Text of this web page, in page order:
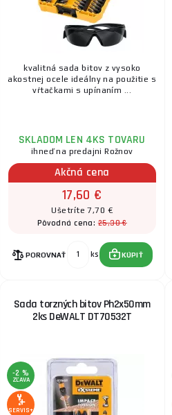
kvalitná sada bitov z vysoko
akostnej ocele ideálny na použitie s
vŕtačkami s upínaním ...
SKLADOM LEN 4KS TOVARU
ihneď na predajni Rožnov
Akčná cena
17,60 €
Ušetríte 7,70 €
Pôvodná cena:25,30 €
POROVNAŤ ks KÚPIŤ
Sada torzných bitov Ph2x50mm
2ks DeWALT DT70532T
-2 %
ZĽAVA
SERVIS+